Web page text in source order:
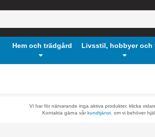
Hem och trädgård Livsstil, hobbyer och
Vi har för närvarande inga aktiva produkter, klicka
Kontakta gärna vårkundtjänst. om vi behöver